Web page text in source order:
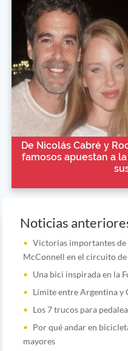
De Nicolás Cabré y
famosos apuestan a
Noticias
Victorias importantes de
McConnell en el circuito
Una bici inspirada en la
Límite entre Argentina y
Los 7 trucos para
Por qué andar en
mayores